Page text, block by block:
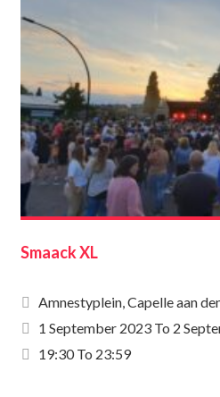
Smaack XL
Amnestyplein, Capelle aan
1 September 2023 To 2
19:30 To 23:59